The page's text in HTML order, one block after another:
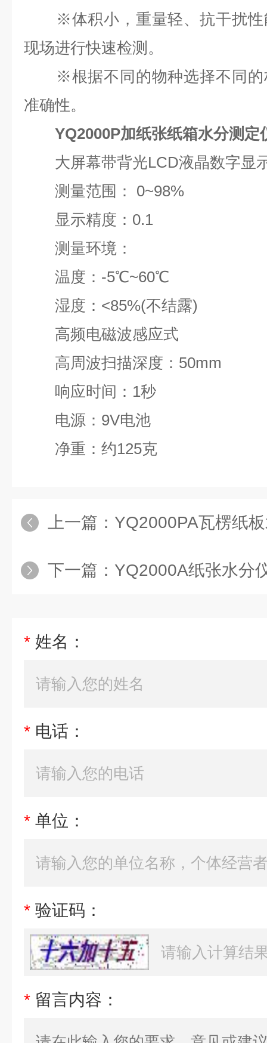
※体积小，重量轻、抗干扰性
现场进行快速检测。
※根据不同的物种选择不同的
准确性。
YQ2000P加纸张纸箱水分测定
大屏幕带背光LCD液晶数字显
测量范围： 0~98%
显示精度：0.1
测量环境：
温度：-5℃~60℃
湿度：<85%(不结露)
高频电磁波感应式
高周波扫描深度：50mm
响应时间：1秒
电源：9V电池
净重：约125克
上一篇： YQ2000PA瓦楞纸
下一篇： YQ2000A纸张水分
* 姓名：
* 电话：
* 单位：
* 验证码：
* 留言内容：